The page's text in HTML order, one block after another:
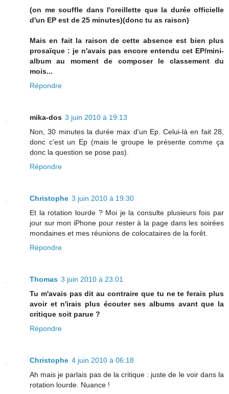
(on me souffle dans l'oreillette que la durée officielle
d'un EP est de 25 minutes)(donc tu as raison)
Mais en fait la raison de cette absence est bien plus
prosaïque : je n'avais pas encore entendu cet EP/mini-
album au moment de composer le classement du
mois...
Répondre
mika-dos 3 juin 2010 à 19:13
Non, 30 minutes la durée max d'un Ep. Celui-là en fait 28,
donc c'est un Ep (mais le groupe le présente comme ça
donc la question se pose pas).
Répondre
Christophe 3 juin 2010 à 19:30
Et la rotation lourde ? Moi je la consulte plusieurs fois par
jour sur mon iPhone pour rester à la page dans les soirées
mondaines et mes réunions de colocataires de la forêt.
Répondre
Thomas 3 juin 2010 à 23:01
Tu m'avais pas dit au contraire que tu ne te ferais plus
avoir et n'irais plus écouter ses albums avant que la
critique soit parue ?
Répondre
Christophe 4 juin 2010 à 06:18
Ah mais je parlais pas de la critique : juste de le voir dans la
rotation lourde. Nuance !